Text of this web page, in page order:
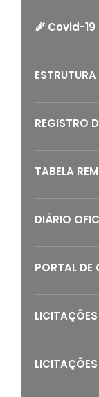
Covid-19
REGISTRO
TABELA
DIÁRIO
PORTAL DE
LICITAÇÕES